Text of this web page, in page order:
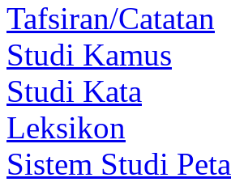
Tafsiran/Catatan
Studi Kamus
Studi Kata
Leksikon
Sistem Studi Peta